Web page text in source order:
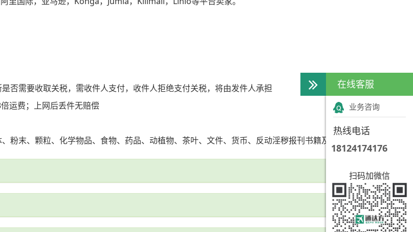
否需要收取关税，需收件人支付，收件人拒绝支付关税，将由发件人承担
运费；上网后丢件无赔偿
粉末、颗粒、化学物品、食物、药品、动植物、茶叶、文件、货币、反动淫秽报刊书籍及载体等以及其他航空
在线客服
业务咨询
热线电话
18124174176
扫码加微信